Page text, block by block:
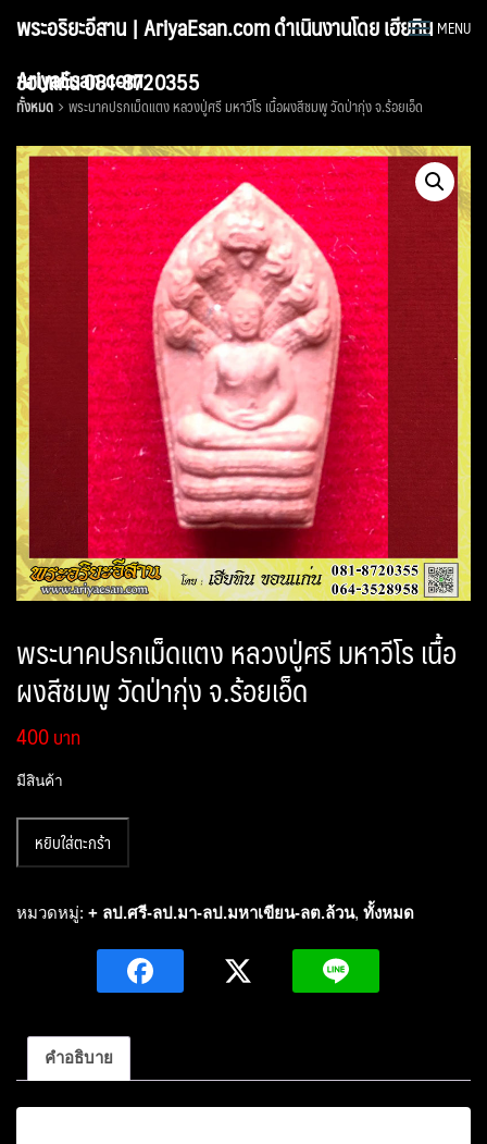
พระอริยะอีสาน | AriyaEsan.com ดำเนินงานโดย เฮียทิน
ขอนแก่น 081-8720355
MENU
AriyaEsan.com
ทั้งหมด พระนาคปรกเม็ดแตง หลวงปู่ศรี มหาวีโร เนื้อผงสีชมพู วัดป่ากุ่ง จ.ร้อยเอ็ด
พระนาคปรกเม็ดแตง หลวงปู่ศรี มหาวีโร เนื้อ
ผงสีชมพู วัดป่ากุ่ง จ.ร้อยเอ็ด
400
มีสินค้า
พระ
เม็ด
มหา
ผง
หยิบใส่ตะกร้า
หมวดหมู่: + ลป.ศรี-ลป.มา-ลป.มหาเขียน-ลต.ล้วน, ทั้งหมด
คำอธิบาย